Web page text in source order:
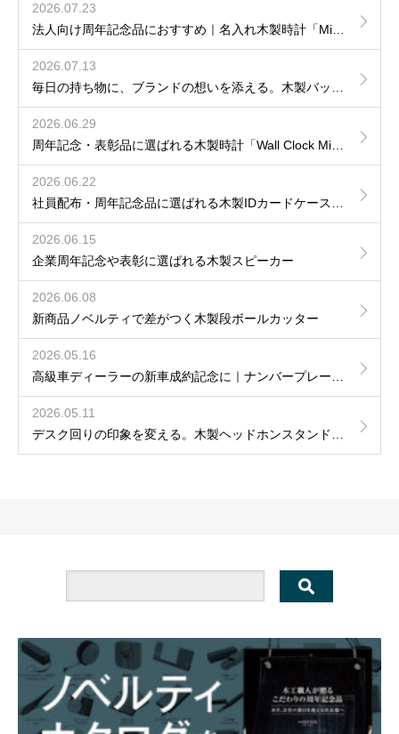
2026.07.23
2026.07.13
2026.06.29
2026.06.22
2026.06.15
企業周年記念や表彰に選ばれる木製スピーカー
2026.06.08
新商品ノベルティで差がつく木製段ボールカッター
2026.05.16
2026.05.11